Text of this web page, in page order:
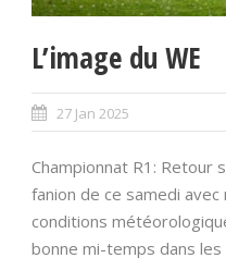
L’image du WE
27 Jan 2025
Championnat R1: Retour
fanion de ce samedi
conditions
bonne mi-temps dans